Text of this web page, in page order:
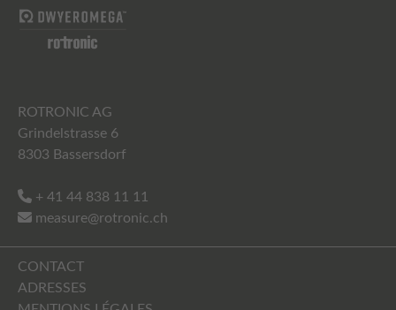
ROTRONIC AG
Grindelstrasse 6
8303 Bassersdorf
+ 41 44 838 11 11
measure@rotronic.ch
CONTACT
ADRESSES